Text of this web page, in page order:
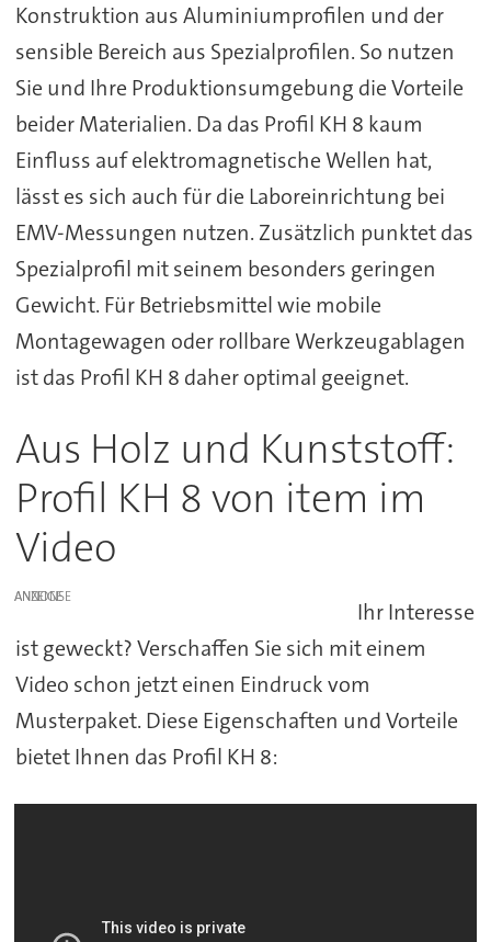
Konstruktion aus Aluminiumprofilen und der
sensible Bereich aus Spezialprofilen. So nutzen
Sie und Ihre Produktionsumgebung die Vorteile
beider Materialien. Da das Profil KH 8 kaum
Einfluss auf elektromagnetische Wellen hat,
lässt es sich auch für die Laboreinrichtung bei
EMV-Messungen nutzen. Zusätzlich punktet das
Spezialprofil mit seinem besonders geringen
Gewicht. Für Betriebsmittel wie mobile
Montagewagen oder rollbare Werkzeugablagen
ist das Profil KH 8 daher optimal geeignet.
Aus Holz und Kunststoff:
Profil KH 8 von item im
Video
ANZEIGE
Ihr Interesse
ist geweckt? Verschaffen Sie sich mit einem
Video schon jetzt einen Eindruck vom
Musterpaket. Diese Eigenschaften und Vorteile
bietet Ihnen das Profil KH 8: